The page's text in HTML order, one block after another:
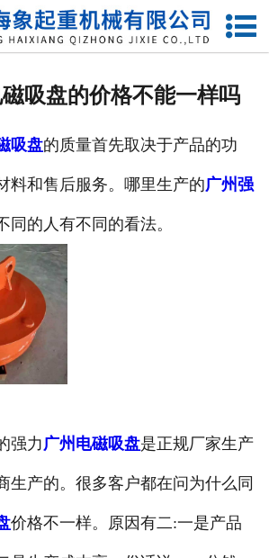
网站首页
吸盘的价格不能一样吗
吸盘的质量首先取决于产品的功
料和售后服务。哪里生产的广州强
同的人有不同的看法。
力 广州电磁吸盘是正规厂家生产
生产的。很多客户都在问为什么同
价格不一样。原因有二:一是产品